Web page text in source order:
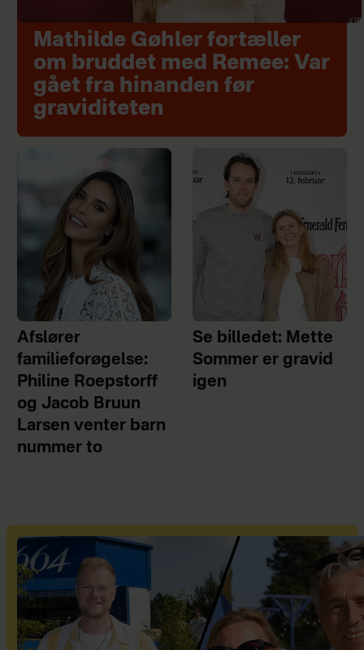
Mathilde Gøhler fortæller
om bruddet med Remee: Var
gået fra hinanden før
graviditeten
Afslører
familieforøgelse:
Philine Roepstorff
og Jacob Bruun
Larsen venter barn
nummer to
Se billedet: Mette
Sommer er gravid
igen